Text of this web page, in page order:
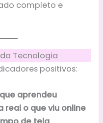
completo e
Tecnologia
positivos:
aprendeu
real o que viu online